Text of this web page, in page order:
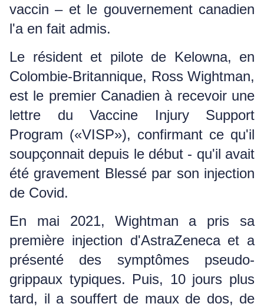
vaccin – et le gouvernement canadien
l'a en fait admis.
Le résident et pilote de Kelowna, en
Colombie-Britannique, Ross Wightman,
est le premier Canadien à recevoir une
lettre du Vaccine Injury Support
Program («VISP»), confirmant ce qu'il
soupçonnait depuis le début - qu'il avait
été gravement Blessé par son injection
de Covid.
En mai 2021, Wightman a pris sa
première injection d'AstraZeneca et a
présenté des symptômes pseudo-
grippaux typiques. Puis, 10 jours plus
tard, il a souffert de maux de dos, de